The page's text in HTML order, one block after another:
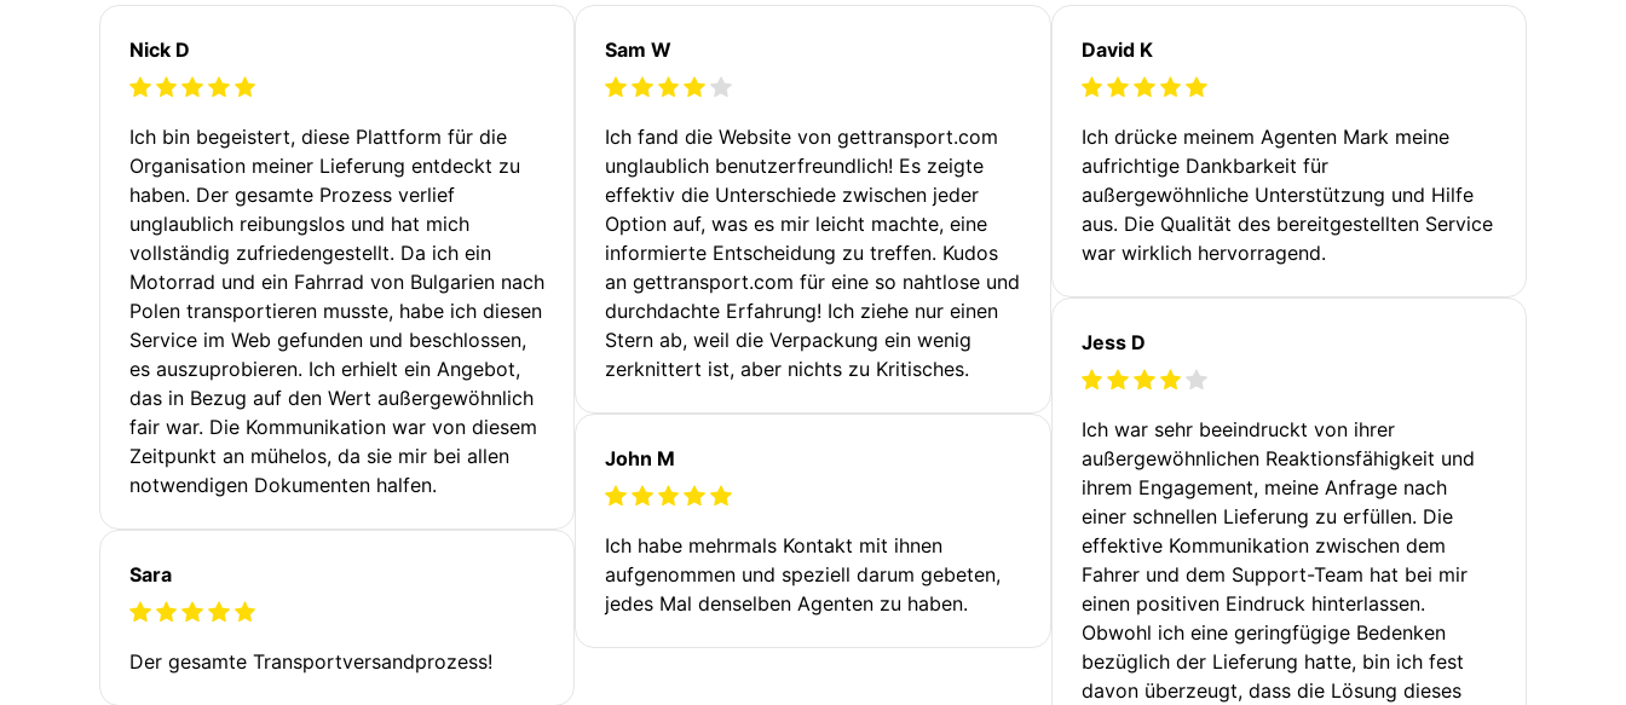
Nick D
Ich bin begeistert, diese Plattform für die
Organisation meiner Lieferung entdeckt zu
haben. Der gesamte Prozess verlief
unglaublich reibungslos und hat mich
vollständig zufriedengestellt. Da ich ein
Motorrad und ein Fahrrad von Bulgarien nach
Polen transportieren musste, habe ich diesen
Service im Web gefunden und beschlossen,
es auszuprobieren. Ich erhielt ein Angebot,
das in Bezug auf den Wert außergewöhnlich
fair war. Die Kommunikation war von diesem
Zeitpunkt an mühelos, da sie mir bei allen
notwendigen Dokumenten halfen.
Sara
Der gesamte Transportversandprozess!
Sam W
Ich fand die Website von gettransport.com
unglaublich benutzerfreundlich! Es zeigte
effektiv die Unterschiede zwischen jeder
Option auf, was es mir leicht machte, eine
informierte Entscheidung zu treffen. Kudos
an gettransport.com für eine so nahtlose und
durchdachte Erfahrung! Ich ziehe nur einen
Stern ab, weil die Verpackung ein wenig
zerknittert ist, aber nichts zu Kritisches.
John M
Ich habe mehrmals Kontakt mit ihnen
aufgenommen und speziell darum gebeten,
jedes Mal denselben Agenten zu haben.
David K
Ich drücke meinem Agenten Mark meine
aufrichtige Dankbarkeit für
außergewöhnliche Unterstützung und Hilfe
aus. Die Qualität des bereitgestellten Service
war wirklich hervorragend.
Jess D
Ich war sehr beeindruckt von ihrer
außergewöhnlichen Reaktionsfähigkeit und
ihrem Engagement, meine Anfrage nach
einer schnellen Lieferung zu erfüllen. Die
effektive Kommunikation zwischen dem
Fahrer und dem Support-Team hat bei mir
einen positiven Eindruck hinterlassen.
Obwohl ich eine geringfügige Bedenken
bezüglich der Lieferung hatte, bin ich fest
davon überzeugt, dass die Lösung dieses